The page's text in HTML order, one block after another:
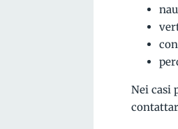
Nei casi